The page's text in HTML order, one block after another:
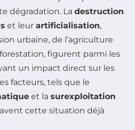
dégradation. La destruction
et leur artificialisation,
urbaine, de l’agriculture
figurent parmi les
un impact direct sur les
facteurs, tels que le
et la surexploitation
cette situation déjà